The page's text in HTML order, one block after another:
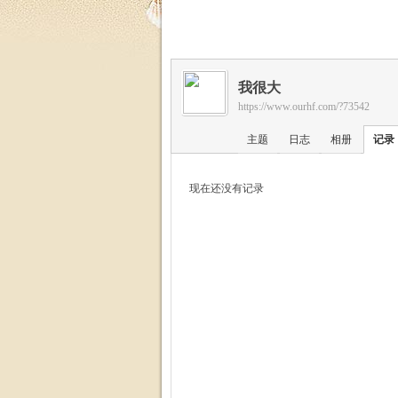
我很大
https://www.ourhf.com/?73542
主题 日志 相册 记录
现在还没有记录